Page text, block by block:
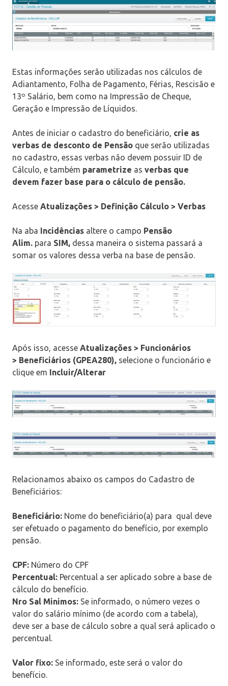
Estas informações serão utilizadas nos cálculos de
Adiantamento, Folha de Pagamento, Férias, Rescisão e
13º Salário, bem como na Impressão de Cheque,
Geração e Impressão de Líquidos.
Antes de iniciar o cadastro do beneficiário, crie as
verbas de desconto de Pensão que serão utilizadas
no cadastro, essas verbas não devem possuir ID de
Cálculo, e também parametrize as verbas que
devem fazer base para o cálculo de pensão.
Acesse Atualizações > Definição Cálculo > Verbas
Na aba Incidências altere o campo Pensão
Alim. para SIM, dessa maneira o sistema passará a
somar os valores dessa verba na base de pensão.
Após isso, acesse Atualizações > Funcionários
> Beneficiários (GPEA280), selecione o funcionário e
clique em Incluir/Alterar
Relacionamos abaixo os campos do Cadastro de
Beneficiários:
Beneficiário: Nome do beneficiário(a) para qual deve
ser efetuado o pagamento do benefício, por exemplo
pensão.
CPF: Número do CPF
Percentual: Percentual a ser aplicado sobre a base de
cálculo do benefício.
Nro Sal Minimos: Se informado, o número vezes o
valor do salário mínimo (de acordo com a tabela),
deve ser a base de cálculo sobre a qual será aplicado o
percentual.
Valor fixo: Se informado, este será o valor do
benefício.